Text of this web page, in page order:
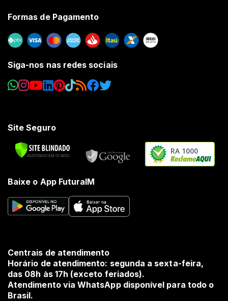
Formas de Pagamento
Siga-nos nas redes sociais
Site Seguro
RA 1000
Baixe o App FuturaIM
Centrais de atendimento
Horário de atendimento: segunda a sexta-feira,
das 08h às 17h (exceto feriados).
Atendimento via WhatsApp disponível para todo o
Brasil.